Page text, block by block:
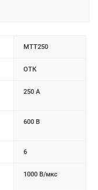
МТТ250
ОТК
250 А
600 В
6
1000 В/мкс